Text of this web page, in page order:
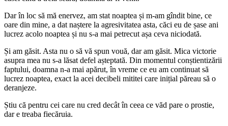
Dar în loc să mă enervez, am stat noaptea și m-am gîndit bine, ce
oare din mine, a dat naștere la agresivitatea asta, căci eu de șase ani
lucrez acolo noaptea și nu s-a mai petrecut așa ceva niciodată.
Și am găsit. Asta nu o să vă spun vouă, dar am găsit. Mica victorie
asupra mea nu s-a lăsat defel așteptată. Din momentul conștientizării
faptului, doamna n-a mai apărut, în vreme ce eu am continuat să
lucrez noaptea, exact la acei decibeli mititei care inițial păreau să o
deranjeze.
Știu că pentru cei care nu cred decât în ceea ce văd pare o prostie,
dar e treaba fiecăruia.